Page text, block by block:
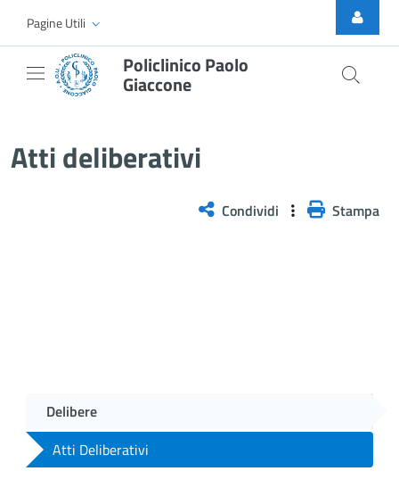
Skip to Main Content
Pagine Utili
Policlinico Paolo
Giaccone
Atti deliberativi
Condividi Stampa
Delibere
Atti Deliberativi